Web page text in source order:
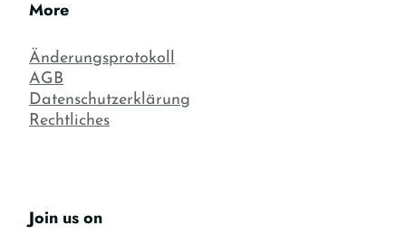
More
Änderungsprotokoll
AGB
Datenschutzerklärung
Rechtliches
Join us on